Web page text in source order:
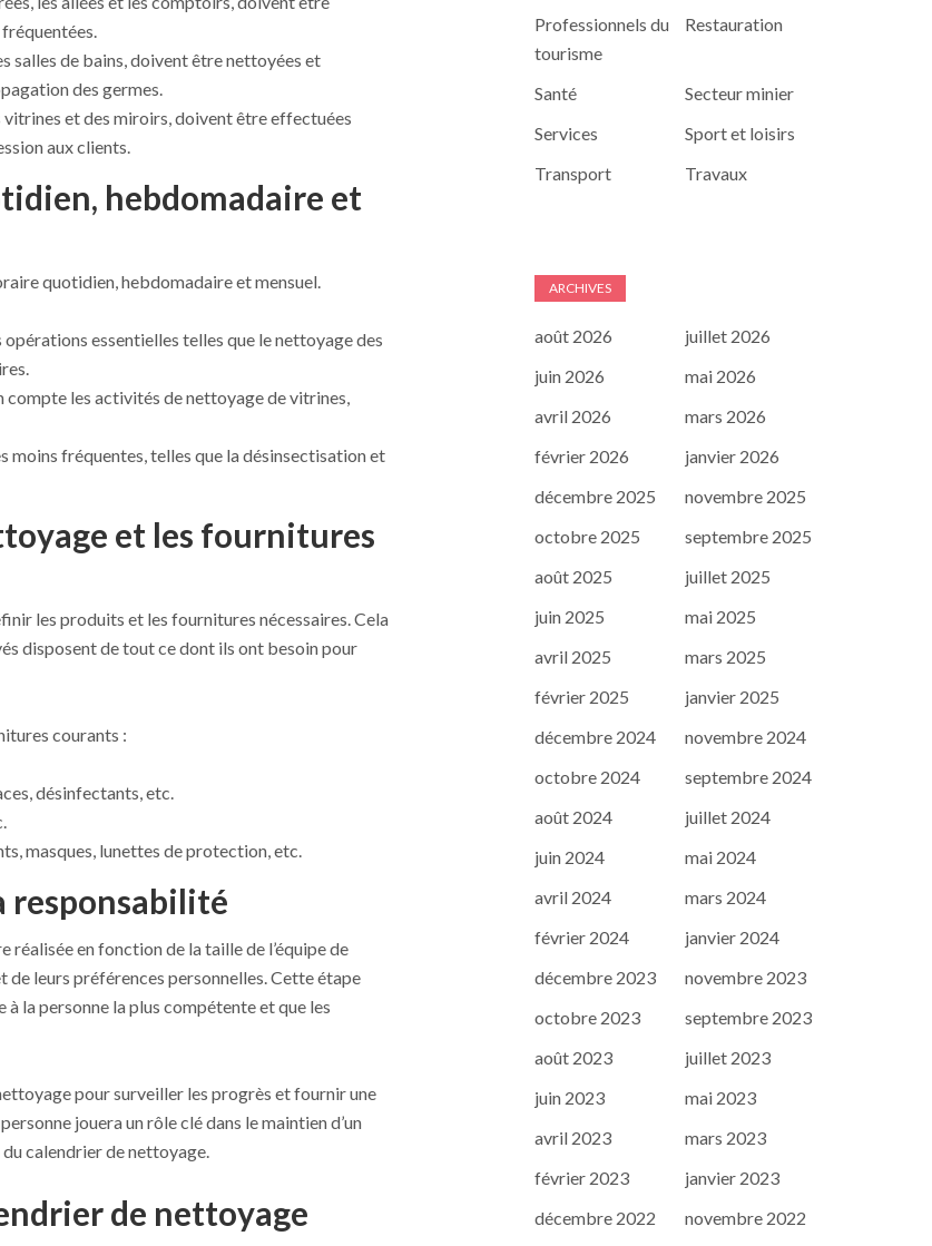
salles de bains, doivent être nettoyées et
des germes.
et des miroirs, doivent être effectuées
aux clients.
hebdomadaire et
quotidien, hebdomadaire et mensuel.
essentielles telles que le nettoyage des
les activités de nettoyage de vitrines,
moins fréquentes, telles que la désinsectisation et
et les fournitures
les produits et les fournitures nécessaires. Cela
disposent de tout ce dont ils ont besoin pour
courants :
désinfectants, etc.
masques, lunettes de protection, etc.
responsabilité
en fonction de la taille de l’équipe de
de leurs préférences personnelles. Cette étape
la personne la plus compétente et que les
pour surveiller les progrès et fournir une
jouera un rôle clé dans le maintien d’un
calendrier de nettoyage.
de nettoyage
Professionnels du
tourisme
Restauration
Santé
Secteur minier
Services
Sport et loisirs
Transport
Travaux
ARCHIVES
août 2026
juillet 2026
juin 2026
mai 2026
avril 2026
mars 2026
février 2026
janvier 2026
décembre 2025
novembre 2025
octobre 2025
septembre 2025
août 2025
juillet 2025
juin 2025
mai 2025
avril 2025
mars 2025
février 2025
janvier 2025
décembre 2024
novembre 2024
octobre 2024
septembre 2024
août 2024
juillet 2024
juin 2024
mai 2024
avril 2024
mars 2024
février 2024
janvier 2024
décembre 2023
novembre 2023
octobre 2023
septembre 2023
août 2023
juillet 2023
juin 2023
mai 2023
avril 2023
mars 2023
février 2023
janvier 2023
décembre 2022
novembre 2022